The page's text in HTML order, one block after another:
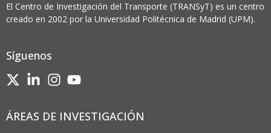
El Centro de Investigación del Transporte (TRANSyT) es un centro
creado en 2002 por la Universidad Politécnica de Madrid (UPM).
Síguenos
ÁREAS DE INVESTIGACIÓN